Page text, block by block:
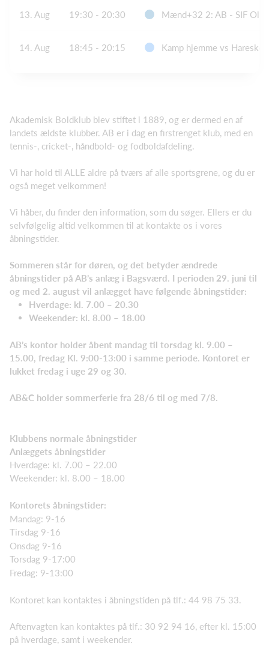
13. Aug 19:30 - 20:30 Mænd+32 2: AB - SIF
14. Aug 18:45 - 20:15 Kamp hjemme vs
Akademisk Boldklub blev stiftet i 1889, og er dermed en af
landets ældste klubber. AB er i dag en firstrenget klub, med en
tennis-, cricket-, håndbold- og fodboldafdeling.
Vi har hold til ALLE aldre på tværs af alle sportsgrene, og du er
også meget velkommen!
Vi håber, du finder den information, som du søger. Ellers er du
selvfølgelig altid velkommen til at kontakte os i vores
åbningstider.
Sommeren står for døren, og det betyder ændrede
åbningstider på AB’s anlæg i Bagsværd. I perioden 29. juni til
og med 2. august vil anlægget have følgende åbningstider:
Hverdage: kl. 7.00 – 20.30
Weekender: kl. 8.00 – 18.00
AB’s kontor holder åbent mandag til torsdag kl. 9.00 –
15.00, fredag Kl. 9:00-13:00 i samme periode. Kontoret er
lukket fredag i uge 29 og 30.
AB&C holder sommerferie fra 28/6 til og med 7/8.
Klubbens normale åbningstider
Anlæggets åbningstider
Hverdage: kl. 7.00 – 22.00
Weekender: kl. 8.00 – 18.00
Kontorets åbningstider:
Mandag: 9-16
Tirsdag 9-16
Onsdag 9-16
Torsdag 9-17:00
Fredag: 9-13:00
Kontoret kan kontaktes i åbningstiden på tlf.: 44 98 75 33.
Aftenvagten kan kontaktes på tlf.: 30 92 94 16, efter kl. 15:00
på hverdage, samt i weekender.